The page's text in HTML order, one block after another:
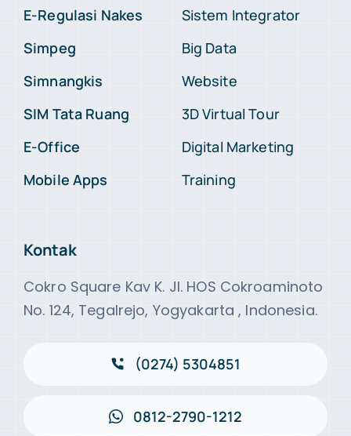
E-Regulasi Nakes
Simpeg
Simnangkis
SIM Tata Ruang
E-Office
Mobile Apps
Sistem Integrator
Big Data
Website
3D Virtual Tour
Digital Marketing
Training
Kontak
Cokro Square Kav K. Jl. HOS Cokroaminoto
No. 124, Tegalrejo, Yogyakarta , Indonesia.
(0274) 5304851
0812-2790-1212